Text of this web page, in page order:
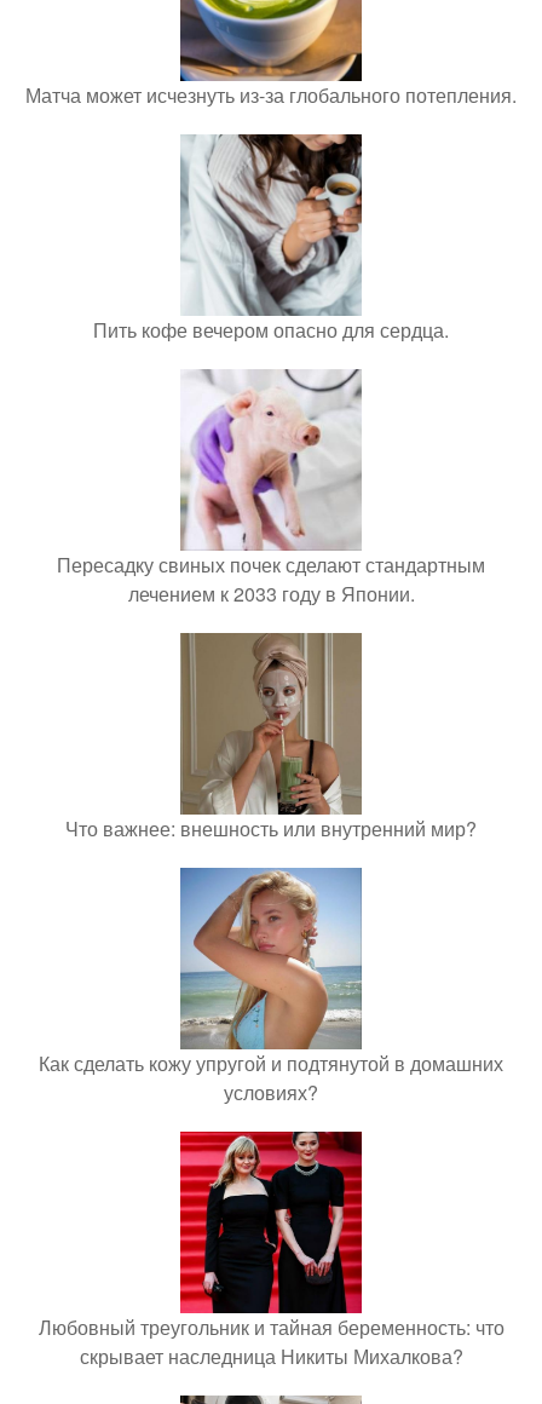
Матча может исчезнуть из-за глобального потепления.
Пить кофе вечером опасно для сердца.
Пересадку свиных почек сделают стандартным
лечением к 2033 году в Японии.
Что важнее: внешность или внутренний мир?
Как сделать кожу упругой и подтянутой в домашних
условиях?
Любовный треугольник и тайная беременность: что
скрывает наследница Никиты Михалкова?